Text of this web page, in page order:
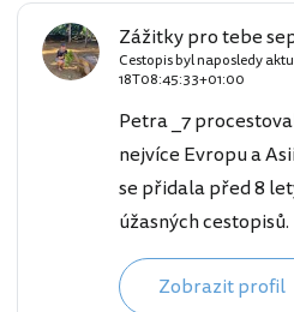
Zážitky pro tebe
Cestopis byl naposledy
18T08:45:33+01:00
Petra _7
nejvíce Evropu a
se přidala před 8
úžasných cestopisů.
Zobrazit profil